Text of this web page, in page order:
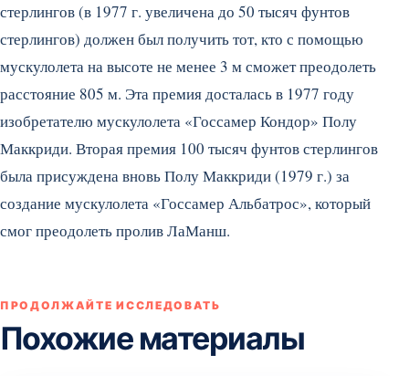
стерлингов (в 1977 г. увеличена до 50 ты­сяч фунтов
стерлингов) должен был получить тот, кто с помощью
мускулолета на высоте не менее 3 м сможет преодолеть
рас­стояние 805 м. Эта премия досталась в 1977 году
изобретателю мускулолета «Госсамер Кондор» Полу
Маккриди. Вторая премия 100 тысяч фунтов стерлин­гов
была присуждена вновь Полу Маккриди (1979 г.) за
создание мускулолета «Госсамер Аль­батрос», который
смог преодолеть пролив ЛаМанш.
ПРОДОЛЖАЙТЕ ИССЛЕДОВАТЬ
Похожие материалы